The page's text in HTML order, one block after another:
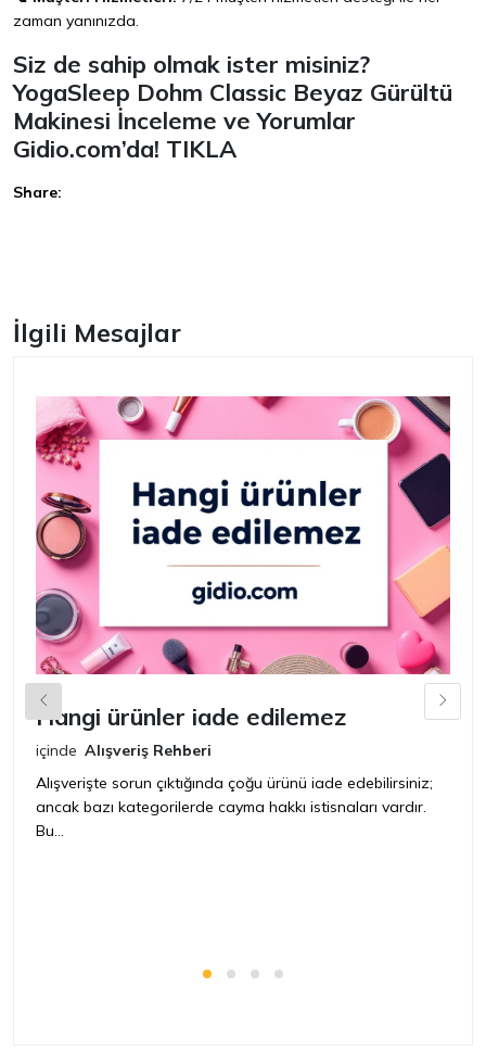
zaman yanınızda.
Siz de sahip olmak ister misiniz?
YogaSleep Dohm Classic Beyaz Gürültü
Makinesi İnceleme ve Yorumlar
Gidio.com’da! TIKLA
Share:
İlgili Mesajlar
Hangi ürünler iade edilemez
içinde Alışveriş Rehberi
Alışverişte sorun çıktığında çoğu ürünü iade edebilirsiniz;
ancak bazı kategorilerde cayma hakkı istisnaları vardır.
Bu...